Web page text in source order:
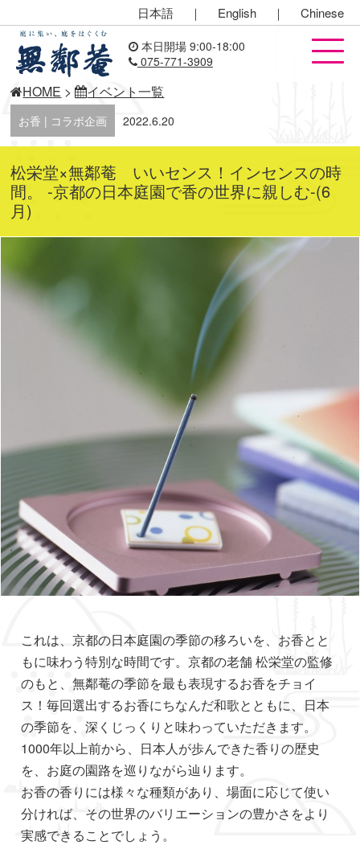
日本語 ｜ English ｜ Chinese
本日開場 9:00-18:00
075-771-3909
HOME > イベント一覧
お香 | コラボ企画 2022.6.20
松栄堂×無鄰菴 いいセンス！インセンスの時
間。 -京都の日本庭園で香の世界に親しむ-(6
月)
これは、京都の日本庭園の季節の移ろいを、お香とと
もに味わう特別な時間です。京都の老舗 松栄堂の監修
のもと、無鄰菴の季節を最も表現するお香をチョイ
ス！毎回選出するお香にちなんだ和歌とともに、日本
の季節を、深くじっくりと味わっていただきます。
1000年以上前から、日本人が歩んできた香りの歴史
を、お庭の園路を巡りながら辿ります。
お香の香りには様々な種類があり、場面に応じて使い
分ければ、その世界のバリエーションの豊かさをより
実感できることでしょう。